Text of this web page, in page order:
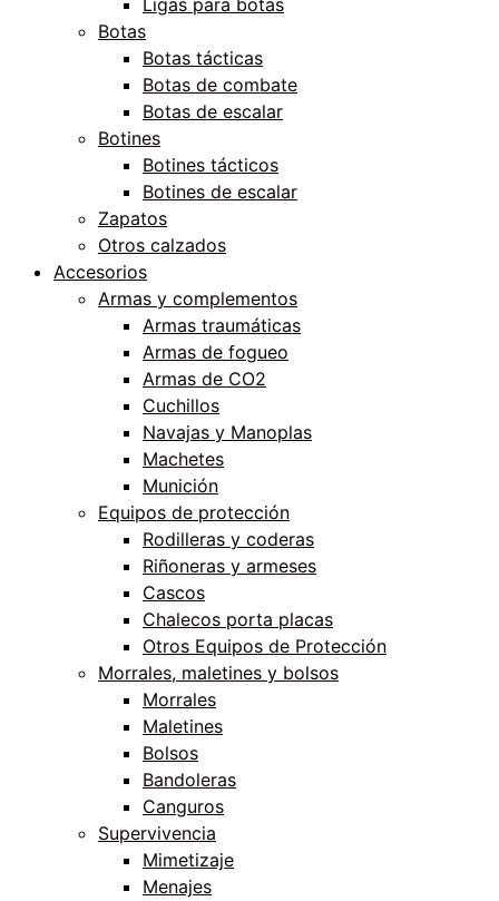
Ligas para botas
Botas
Botas tácticas
Botas de combate
Botas de escalar
Botines
Botines tácticos
Botines de escalar
Zapatos
Otros calzados
Accesorios
Armas y complementos
Armas traumáticas
Armas de fogueo
Armas de CO2
Cuchillos
Navajas y Manoplas
Machetes
Munición
Equipos de protección
Rodilleras y coderas
Riñoneras y armeses
Cascos
Chalecos porta placas
Otros Equipos de Protección
Morrales, maletines y bolsos
Morrales
Maletines
Bolsos
Bandoleras
Canguros
Supervivencia
Mimetizaje
Menajes